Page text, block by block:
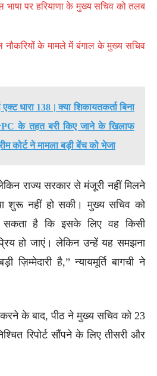
भाषा पर हरियाणा के मुख्य सचिव को तलब
नौकरियों के मामले में बंगाल के मुख्य सचिव
धारा 138 | क्या शिकायतकर्ता बिना
के तहत बरी किए जाने के खिलाफ
कोर्ट ने मामला बड़ी बेंच को भेजा
राज्य सरकार से मंजूरी नहीं मिलने
शुरू नहीं हो सकी। मुख्य सचिव को
सकता है कि इसके लिए वह किसी
हो जाएं। लेकिन उन्हें यह समझना
ज़िम्मेदारी है,” न्यायमूर्ति बागची ने
करने के बाद, पीठ ने मुख्य सचिव को 23
रिपोर्ट सौंपने के लिए तीसरी और